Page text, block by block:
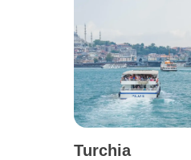
Turchia